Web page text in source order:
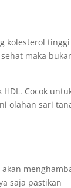
kolesterol tinggi
maka
Cocok
olahan sari
saja pastikan